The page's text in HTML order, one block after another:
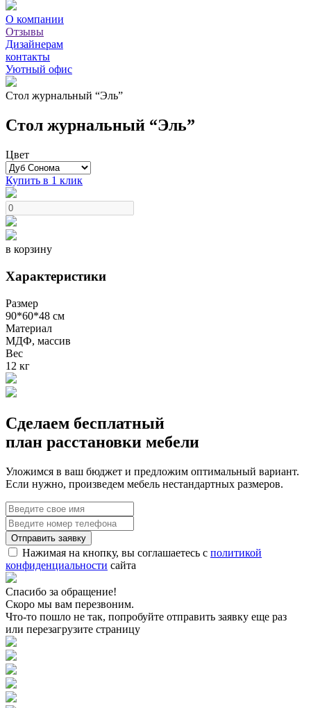
О компании
Отзывы
Дизайнерам
контакты
Уютный офис
Стол журнальный “Эль”
Стол журнальный “Эль”
Цвет
Купить в 1 клик
в корзину
Характеристики
Размер
90*60*48 см
Материал
МДФ, массив
Вес
12 кг
Сделаем бесплатный
план расстановки мебели
Уложимся в ваш бюджет и предложим оптимальный вариант.
Если нужно, произведем мебель нестандартных размеров.
Нажимая на кнопку, вы соглашаетесь с политикой
конфиденциальности сайта
Спасибо за обращение!
Скоро мы вам перезвоним.
Что-то пошло не так, попробуйте отправить заявку еще раз
или перезагрузите страницу